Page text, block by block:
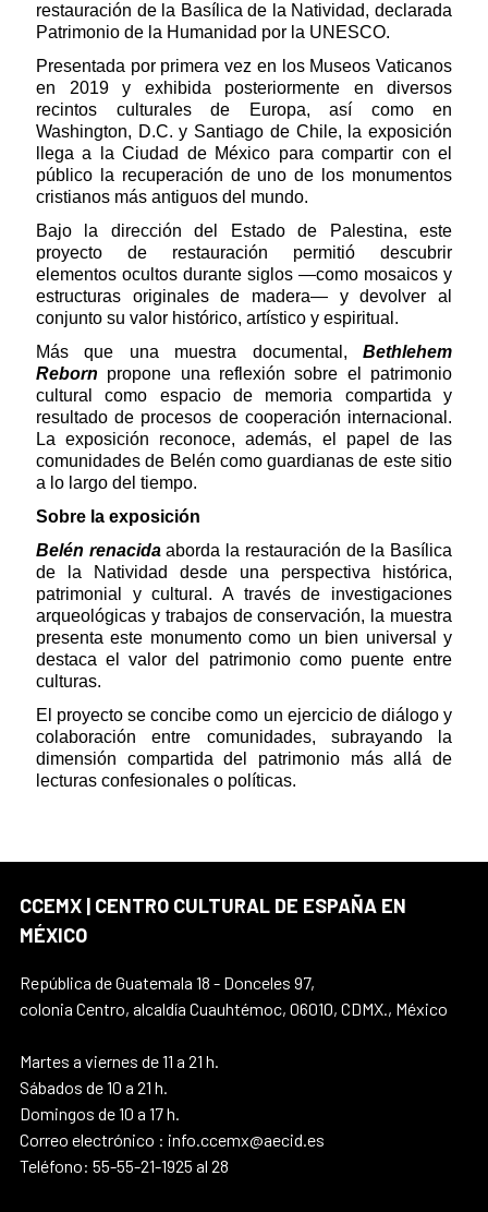
restauración de la Basílica de la Natividad, declarada
Patrimonio de la Humanidad por la UNESCO.
Presentada por primera vez en los Museos Vaticanos
en 2019 y exhibida posteriormente en diversos
recintos culturales de Europa, así como en
Washington, D.C. y Santiago de Chile, la exposición
llega a la Ciudad de México para compartir con el
público la recuperación de uno de los monumentos
cristianos más antiguos del mundo.
Bajo la dirección del Estado de Palestina, este
proyecto de restauración permitió descubrir
elementos ocultos durante siglos —como mosaicos y
estructuras originales de madera— y devolver al
conjunto su valor histórico, artístico y espiritual.
Más que una muestra documental, Bethlehem
Reborn propone una reflexión sobre el patrimonio
cultural como espacio de memoria compartida y
resultado de procesos de cooperación internacional.
La exposición reconoce, además, el papel de las
comunidades de Belén como guardianas de este sitio
a lo largo del tiempo.
Sobre la exposición
Belén renacidaaborda la restauración de la Basílica
de la Natividad desde una perspectiva histórica,
patrimonial y cultural. A través de investigaciones
arqueológicas y trabajos de conservación, la muestra
presenta este monumento como un bien universal y
destaca el valor del patrimonio como puente entre
culturas.
El proyecto se concibe como un ejercicio de diálogo y
colaboración entre comunidades, subrayando la
dimensión compartida del patrimonio más allá de
lecturas confesionales o políticas.
CCEMX | CENTRO CULTURAL DE ESPAÑA EN
MÉXICO
República de Guatemala 18 - Donceles 97,
colonia Centro, alcaldía Cuauhtémoc, 06010, CDMX., México
Martes a viernes de 11 a 21 h.
Sábados de 10 a 21 h.
Domingos de 10 a 17 h.
Correo electrónico : info.ccemx@aecid.es
Teléfono: 55-55-21-1925 al 28